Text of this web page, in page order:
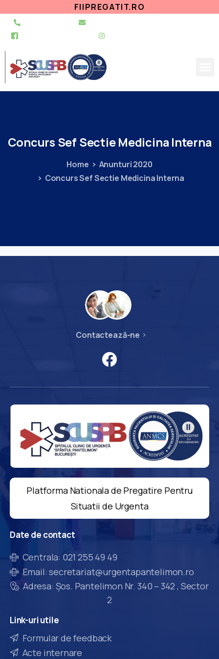
FIIPREGATIT.RO
Concurs Sef Sectie Medicina Interna
Home
Anunturi 2020
Concurs Sef Sectie Medicina Interna
Contactează-ne
Platforma Nationala de Pregatire Pentru
Situatii de Urgenta
Date de contact
Centrala: 021 255 49 49
Email: secretariat@urgentapantelimon.ro
Adresa: Șos. Pantelimon Nr. 340 – 342 , Sector
2
Link-uriutile
Formular de feedback
Acte internare